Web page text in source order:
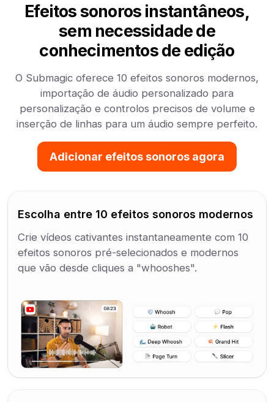
Efeitos sonoros instantâneos,
sem necessidade de
conhecimentos de edição
O Submagic oferece 10 efeitos sonoros modernos,
importação de áudio personalizado para
personalização e controlos precisos de volume e
inserção de linhas para um áudio sempre perfeito.
Adicionar efeitos sonoros agora
Escolha entre 10 efeitos sonoros modernos
Crie vídeos cativantes instantaneamente com 10
efeitos sonoros pré-selecionados e modernos
que vão desde cliques a "whooshes".